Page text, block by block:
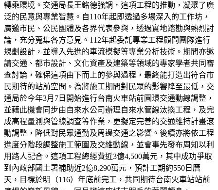
轉乘環境。交通局長王銘德強調，這項工程的推動，凝聚了廣
泛的民意與專業智慧。自110年起即透過多場深入的工作坊，
廣邀市民、公民團體及各界代表參與，透過實地踏勘與熱烈討
論，充分蒐集各方意見。112年起委託專業工程顧問團隊進行
規劃設計，並導入先進的車流模擬等專業分析技術。期間亦邀
請交通、都市設計、文化資產及建築等領域的專家學者共同審
查討論，確保這項由下而上的參與過程，最終能打造出符合市
民期待的站前空間。為將施工期間對民眾的影響降至最低，交
通局於今年3月7日開始進行台南火車站前圓環交通動線調整，
並藉此機會同步由自來水公司辦理自來水管線汰換工程，及完
成高程量測與管線調查等作業，更擬定完善的交通維持計畫滾
動調整，降低對民眾通勤及周邊交通之影響。後續亦將依工程
進度分階段調整施工範圍及交維動線，並會事先發布周知以利
用路人配合。這項工程總經費近3億4,500萬元，其中成功爭取
到內政部國土署補助近2億8,290萬元，預計工期約550日曆
天，目標於明（116）年底前完工，共同期待台南火車站站前